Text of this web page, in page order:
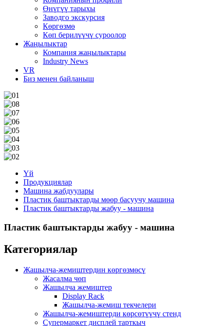
Өнүгүү тарыхы
Заводго экскурсия
Көргөзмө
Көп берилүүчү суроолор
Жаңылыктар
Компания жаңылыктары
Industry News
VR
Биз менен байланыш
Үй
Продукциялар
Машина жабдуулары
Пластик баштыктарды мөөр басуучу машина
Пластик баштыктарды жабуу - машина
Пластик баштыктарды жабуу - машина
Категориялар
Жашылча-жемиштердин көргөзмөсү
Жасалма чөп
Жашылча жемиштер
Display Rack
Жашылча-жемиш текчелери
Жашылча-жемиштерди көрсөтүүчү стенд
Супермаркет дисплей тарткыч